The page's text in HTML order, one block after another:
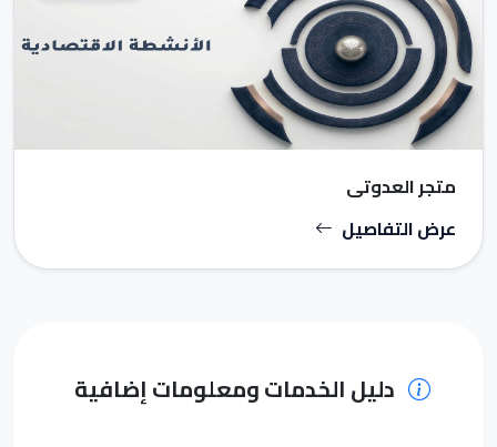
متجر العدوتي
عرض التفاصيل
دليل الخدمات ومعلومات إضافية